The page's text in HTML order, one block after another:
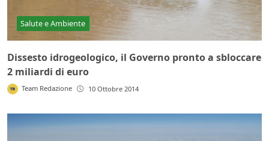
Salute e Ambiente
Dissesto idrogeologico, il Governo pronto a sbloccare
2 miliardi di euro
Team Redazione 10 Ottobre 2014